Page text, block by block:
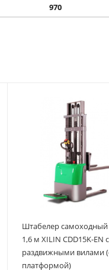
970
Штабелер самоходный
1,6 м XILIN CDD15K-EN с
раздвижными вилами
платформой)